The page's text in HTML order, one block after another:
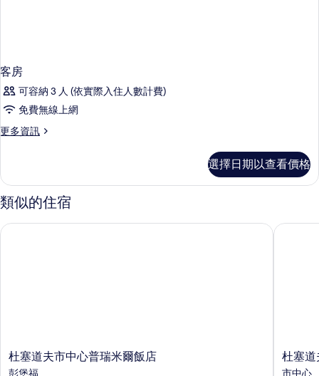
客房
可容納 3 人 (依實際入住人數計費)
免費無線上網
更多資訊
更
的
詳
情
選擇日期以查看價格
類似的住宿
杜
塞
杜塞道夫市中心普瑞米爾飯店
彭堡福
杜塞道夫市中心普瑞米爾飯店
杜
塞
杜塞道
市中心
杜塞道